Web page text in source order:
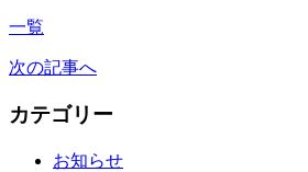
一覧
次の記事へ
カテゴリー
お知らせ